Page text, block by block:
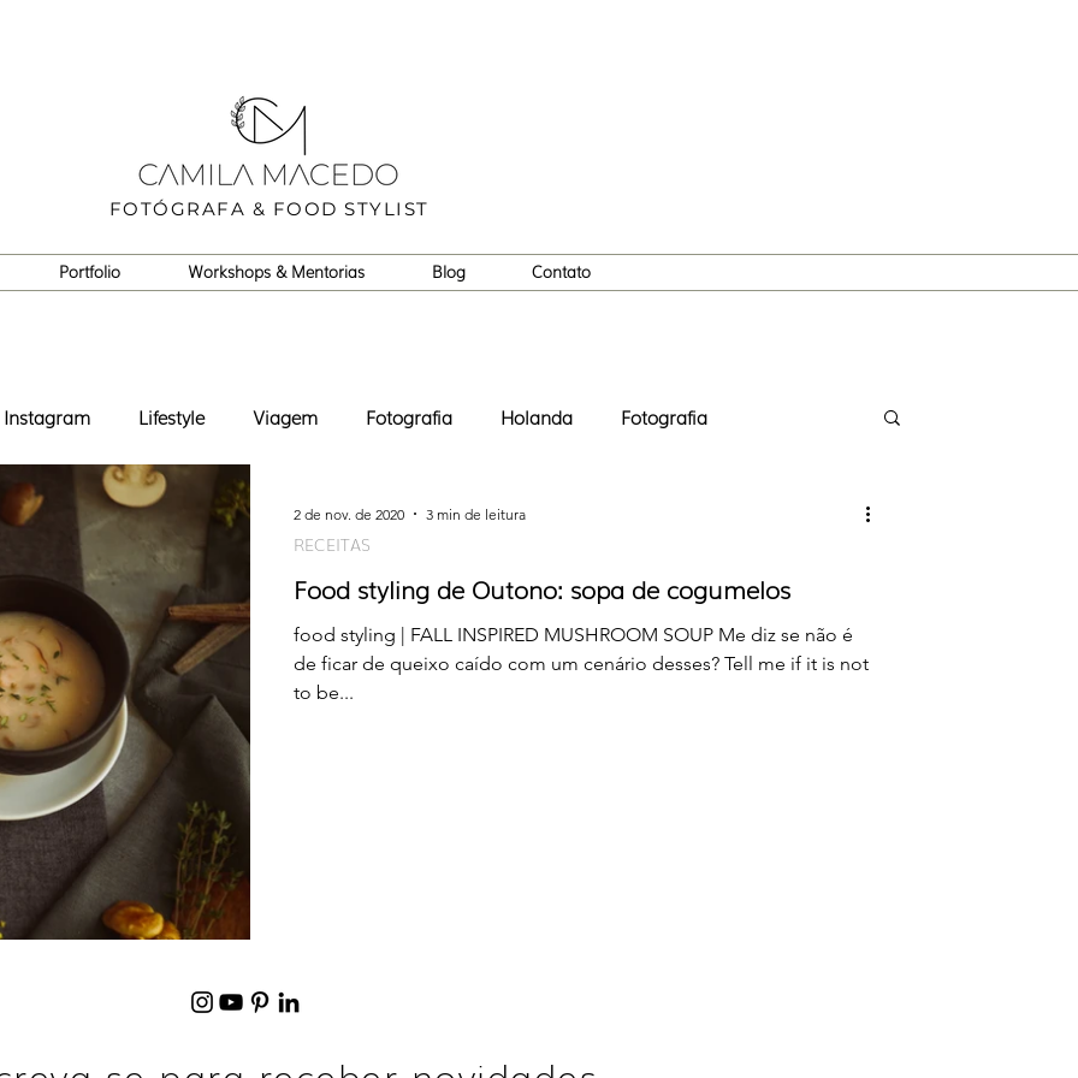
FOTÓGRAFA & FOOD STYLIST
Portfolio Workshops & Mentorias Blog Contato
Instagram Lifestyle Viagem Fotografia Holanda Fotografia
Food styling de Outono: sopa de cogumelos
food styling | FALL INSPIRED MUSHROOM SOUP Me diz se não é
de ficar de queixo caído com um cenário desses? Tell me if it is not
to be...
RECEITAS
2 de nov. de 2020 3 min de leitura